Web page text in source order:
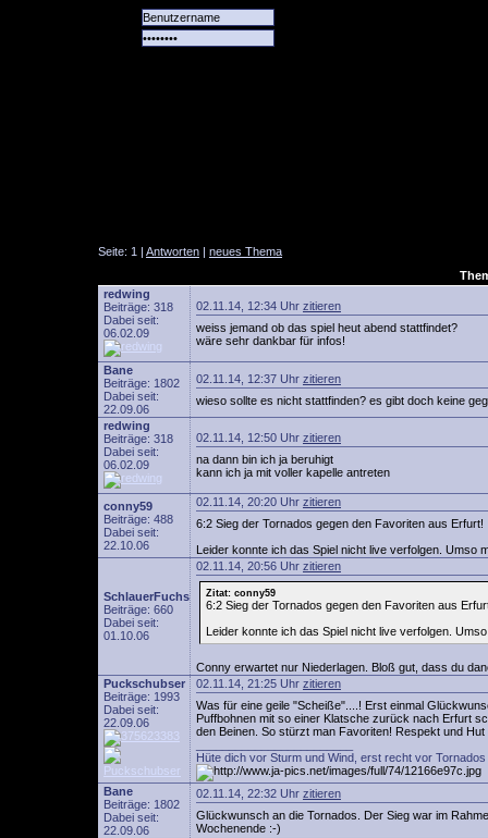
Seite: 1 | Antworten | neues Thema
redwing
Beiträge: 318
Dabei seit:
06.02.09
02.11.14, 12:34 Uhr zitieren
weiss jemand ob das spiel heut abend stattfindet?
wäre sehr dankbar für infos!
Bane
Beiträge: 1802
Dabei seit:
22.09.06
02.11.14, 12:37 Uhr zitieren
wieso sollte es nicht stattfinden? es gibt doch keine
redwing
Beiträge: 318
Dabei seit:
06.02.09
02.11.14, 12:50 Uhr zitieren
na dann bin ich ja beruhigt
kann ich ja mit voller kapelle antreten
conny59
Beiträge: 488
Dabei seit:
22.10.06
02.11.14, 20:20 Uhr zitieren
6:2 Sieg der Tornados gegen den Favoriten aus Erfurt!
Leider konnte ich das Spiel nicht live verfolgen. Umso
SchlauerFuchs
Beiträge: 660
Dabei seit:
01.10.06
02.11.14, 20:56 Uhr zitieren
Zitat: conny59
6:2 Sieg der Tornados gegen den Favoriten aus
Leider konnte ich das Spiel nicht live verfolgen.
Conny erwartet nur Niederlagen. Bloß gut, dass du
Puckschubser
Beiträge: 1993
Dabei seit:
22.09.06
02.11.14, 21:25 Uhr zitieren
Was für eine geile "Scheiße"....! Erst einmal
Puffbohnen mit so einer Klatsche zurück nach Erfurt
den Beinen. So stürzt man Favoriten! Respekt und Hut
Hüte dich vor Sturm und Wind, erst recht vor
Bane
Beiträge: 1802
Dabei seit:
22.09.06
02.11.14, 22:32 Uhr zitieren
Glückwunsch an die Tornados. Der Sieg war im
Wochenende :-)